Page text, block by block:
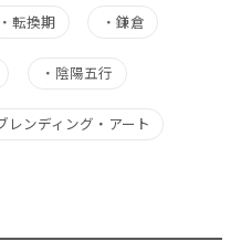
・転換期 ・ 鎌倉
・ 陰陽五行
レンディング・アート